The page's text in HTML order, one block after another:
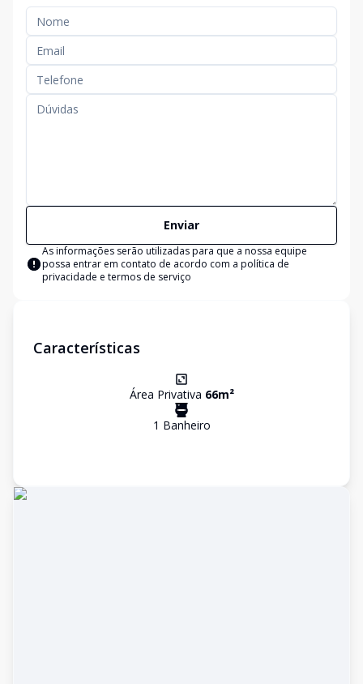
Enviar
As informações serão utilizadas para que a nossa equipe
possa entrar em contato de acordo com a política de
privacidade e termos de serviço
Características
Área Privativa 66m²
1 Banheiro